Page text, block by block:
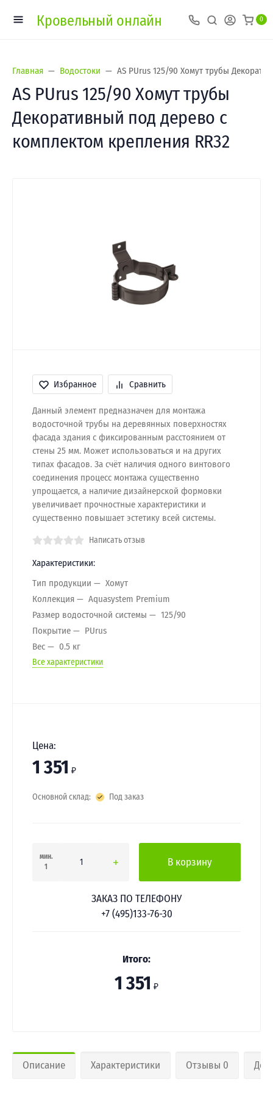
Кровельный онлайн 0
Главная Водостоки AS PUrus 125/90 Хомут трубы
AS PUrus 125/90 Хомут трубы
Декоративный под дерево с
комплектом крепления RR32
Избранное Сравнить
Данный элемент предназначен для монтажа
водосточной трубы на деревянных поверхностях
фасада здания с фиксированным расстоянием от
стены 25 мм. Может использоваться и на других
типах фасадов. За счёт наличия одного винтового
соединения процесс монтажа существенно
упрощается, а наличие дизайнерской формовки
увеличивает прочностные характеристики и
существенно повышает эстетику всей системы.
Написать отзыв
Характеристики:
Тип продукции
Хомут
Коллекция
Aquasystem Premium
Размер водосточной системы
125/90
Покрытие
PUrus
Вес
0.5 кг
Все характеристики
Цена:
1 351 ₽
Основной склад: Под заказ
мин.
1
В корзину
ЗАКАЗ ПО ТЕЛЕФОНУ
+7 (495)133-76-30
Итого:
1 351 ₽
Описание Характеристики Отзывы 0